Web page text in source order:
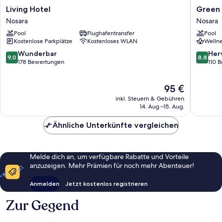
Living
Hotel
Nosara
Living Hotel
Nosara
Pool
Flughafentransfer
Kostenlose Parkplätze
Kostenloses WLAN
9.0
von
9,0 Wunderbar
178 Bewertungen
Der
Preis
beträgt
95 €
inkl. Steuern & Gebühren
14. Aug.–15. Aug.
Green
Hotel
Nosara
Green
Nosara
Pool
8.8
von
8,8
110
Ähnliche Unterkünfte vergleichen
Melde dich an, um verfügbare Rabatte und Vorteile
anzuzeigen. Mehr Prämien für noch mehr Abenteuer!
Anmelden Jetzt kostenlos registrieren
Zur Gegend